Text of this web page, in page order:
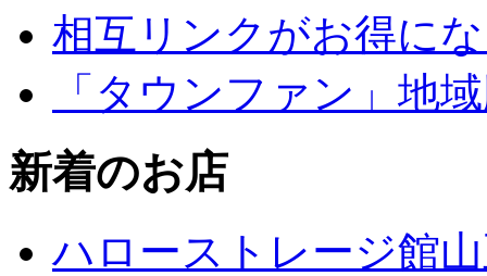
相互リンクがお得に
「タウンファン」地
新着のお店
ハローストレージ館